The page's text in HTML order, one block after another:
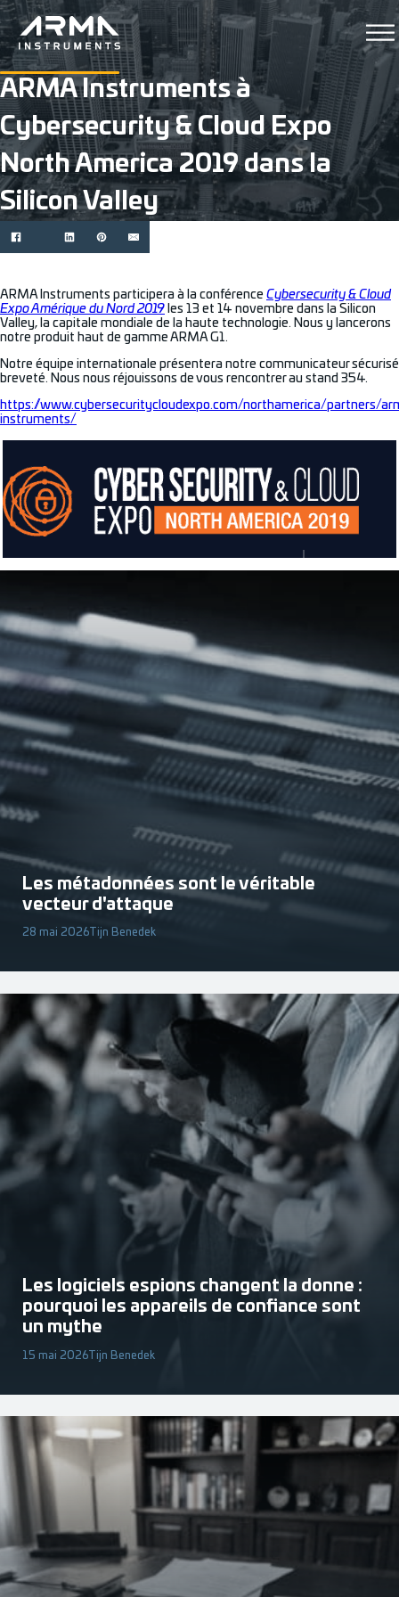
ARMA Instruments à
Cybersecurity & Cloud Expo
North America 2019 dans la
Silicon Valley
ARMA Instruments participera à la conférence Cybersecurity & Cloud
Expo Amérique du Nord 2019 les 13 et 14 novembre dans la Silicon
Valley, la capitale mondiale de la haute technologie. Nous y lancerons
notre produit haut de gamme ARMA G1.
Notre équipe internationale présentera notre communicateur sécurisé
breveté. Nous nous réjouissons de vous rencontrer au stand 354.
https://www.cybersecuritycloudexpo.com/northamerica/partners/
instruments/
Les métadonnées sont le véritable
vecteur d'attaque
28 mai 2026Tijn Benedek
Les logiciels espions changent la donne :
pourquoi les appareils de confiance sont
un mythe
15 mai 2026Tijn Benedek